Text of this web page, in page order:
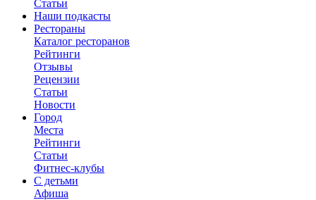
Статьи
Наши подкасты
Рестораны
Каталог ресторанов
Рейтинги
Отзывы
Рецензии
Статьи
Новости
Город
Места
Рейтинги
Статьи
Фитнес-клубы
С детьми
Афиша